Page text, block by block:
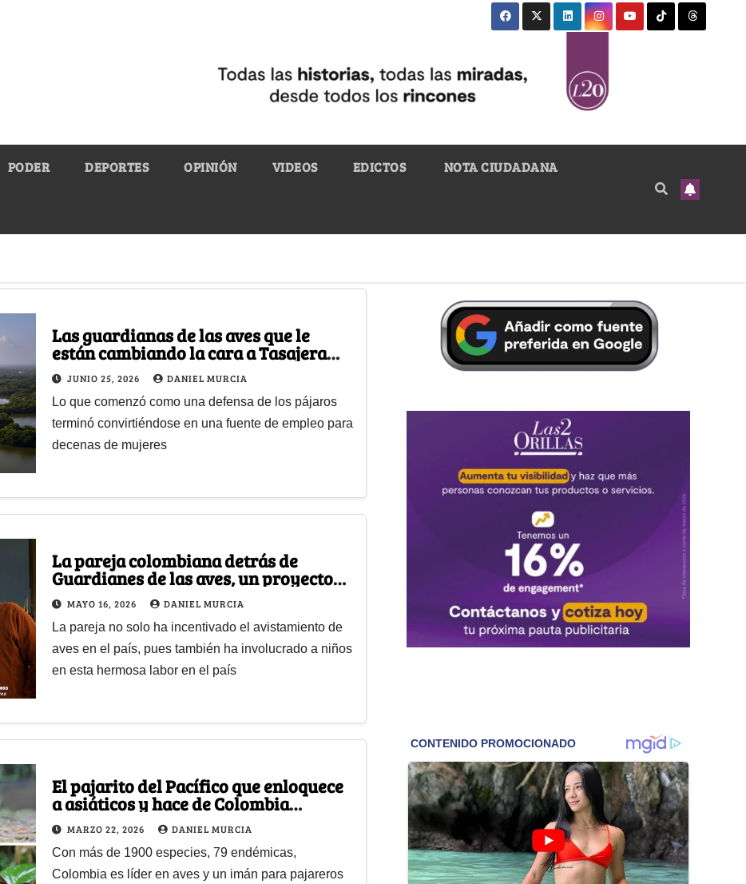
PODER DEPORTES OPINIÓN VIDEOS EDICTOS NOTA CIUDADANA
Las guardianas de las aves que le
están cambiando la cara a Tasajera
con turismo y emprendimientos
JUNIO 25, 2026 DANIEL MURCIA
Lo que comenzó como una defensa de los pájaros
terminó convirtiéndose en una fuente de empleo para
decenas de mujeres
La pareja colombiana detrás de
Guardianes de las aves, un proyecto
que enseña a niños sobre el
avistamiento de aves
MAYO 16, 2026 DANIEL MURCIA
La pareja no solo ha incentivado el avistamiento de
aves en el país, pues también ha involucrado a niños
en esta hermosa labor en el país
El pajarito del Pacífico que enloquece
a asiáticos y hace de Colombia
potencia mundial en biodiversidad de
aves
MARZO 22, 2026 DANIEL MURCIA
Con más de 1900 especies, 79 endémicas,
Colombia es líder en aves y un imán para pajareros